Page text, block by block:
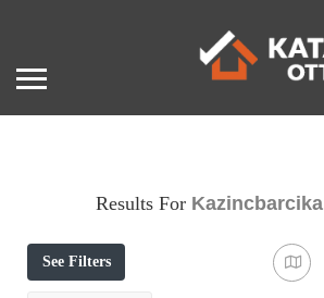
Results For Kazincbarcika
See Filters